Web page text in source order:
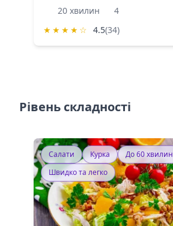
20 хвилин
4
★ ★ ★ ★ ☆ 4.5(34)
Рівень складності
Салати Курка
До 60 хвилин
Швидко та легко